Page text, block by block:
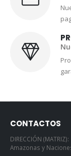
CONTACTOS
DIRECCIÓN (MATRIZ):
Amazonas y